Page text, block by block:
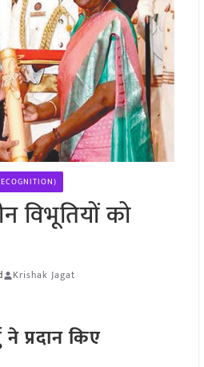
विभूतियों को
Krishak Jagat
ने प्रदान किए